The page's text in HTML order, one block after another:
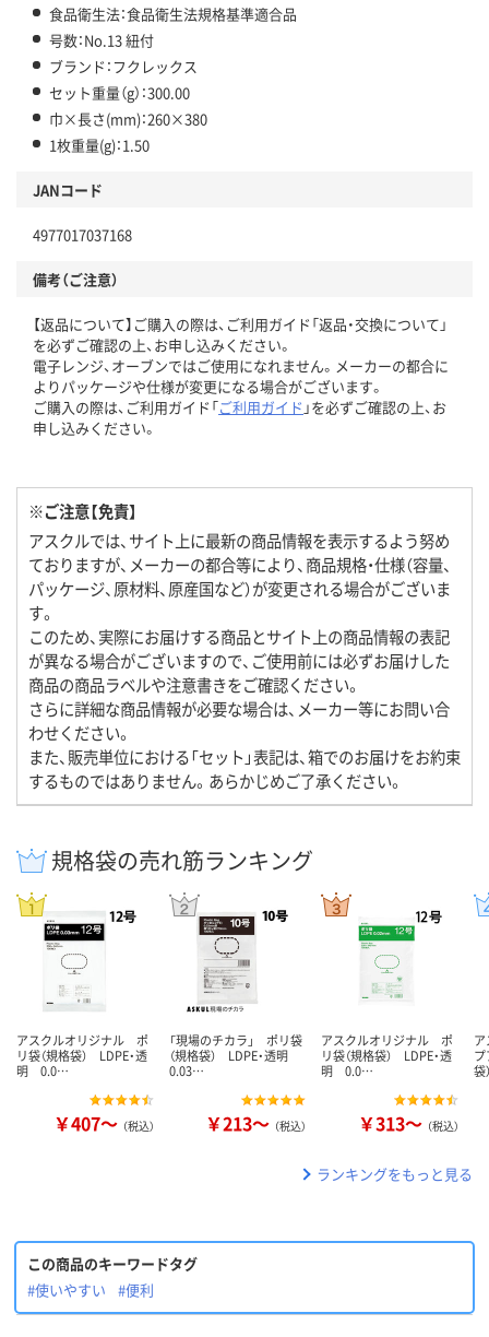
食品衛生法：食品衛生法規格基準適合品
号数：No.13 紐付
ブランド：フクレックス
セット重量（g）：300.00
巾×長さ(mm)：260×380
1枚重量(g)：1.50
JANコード
4977017037168
備考（ご注意）
【返品について】ご購入の際は、ご利用ガイド「返品・交換について」
を必ずご確認の上、お申し込みください。
電子レンジ、オーブンではご使用になれません。メーカーの都合に
よりパッケージや仕様が変更になる場合がございます。
ご購入の際は、ご利用ガイド「ご利用ガイド 」を必ずご確認の上、お
申し込みください。
※ご注意【免責】
アスクルでは、サイト上に最新の商品情報を表示するよう努め
ておりますが、メーカーの都合等により、商品規格・仕様（容量、
パッケージ、原材料、原産国など）が変更される場合がございま
す。
このため、実際にお届けする商品とサイト上の商品情報の表記
が異なる場合がございますので、ご使用前には必ずお届けした
商品の商品ラベルや注意書きをご確認ください。
さらに詳細な商品情報が必要な場合は、メーカー等にお問い合
わせください。
また、販売単位における「セット」表記は、箱でのお届けをお約束
するものではありません。あらかじめご了承ください。
規格袋の売れ筋ランキング
アスクルオリジナル ポ
リ袋（規格袋） LDPE・透
明 0.0…
￥407～ （税込）
「現場のチカラ」 ポリ袋
（規格袋） LDPE・透明
0.03…
￥213～ （税込）
アスクルオリジナル ポ
リ袋（規格袋） LDPE・透
明 0.0…
￥313～ （税込）
プ
袋
ランキングをもっと見る
この商品のキーワードタグ
#使いやすい
#便利